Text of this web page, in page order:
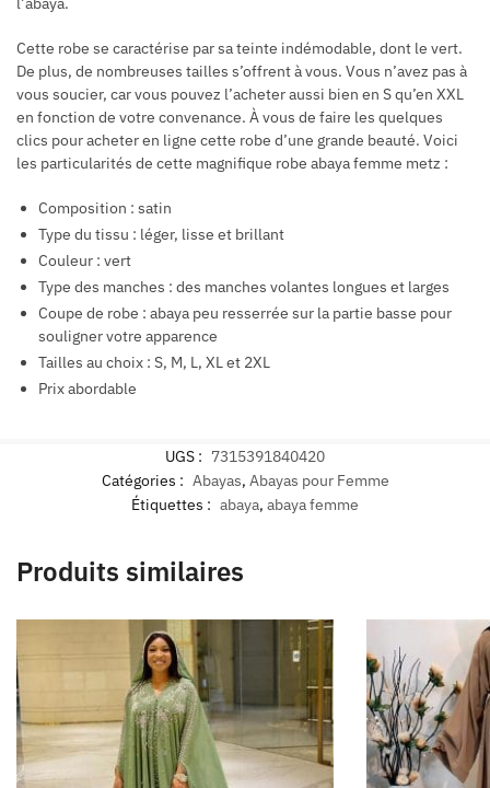
Cette robe se caractérise par sa teinte indémodable, dont le vert.
De plus, de nombreuses tailles s’offrent à vous. Vous n’avez pas à
vous soucier, car vous pouvez l’acheter aussi bien en S qu’en XXL
en fonction de votre convenance. À vous de faire les quelques
clics pour acheter en ligne cette robe d’une grande beauté. Voici
les particularités de cette magnifique robe abaya femme metz :
Composition : satin
Type du tissu : léger, lisse et brillant
Couleur : vert
Type des manches : des manches volantes longues et larges
Coupe de robe : abaya peu resserrée sur la partie basse pour
souligner votre apparence
Tailles au choix : S, M, L, XL et 2XL
Prix abordable
UGS : 7315391840420
Catégories : Abayas, Abayas pour Femme
Étiquettes : abaya, abaya femme
Produits similaires